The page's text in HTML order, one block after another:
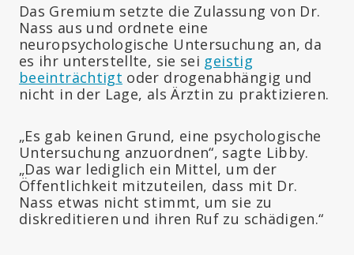
Das Gremium setzte die Zulassung von Dr.
Nass aus und ordnete eine
neuropsychologische Untersuchung an, da
es ihr unterstellte, sie sei geistig
beeinträchtigt oder drogenabhängig und
nicht in der Lage, als Ärztin zu praktizieren.
„Es gab keinen Grund, eine psychologische
Untersuchung anzuordnen“, sagte Libby.
„Das war lediglich ein Mittel, um der
Öffentlichkeit mitzuteilen, dass mit Dr.
Nass etwas nicht stimmt, um sie zu
diskreditieren und ihren Ruf zu schädigen.“